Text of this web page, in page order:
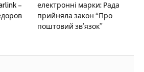
–
електронні марки: Рада
прийняла закон “Про
поштовий зв’язок”